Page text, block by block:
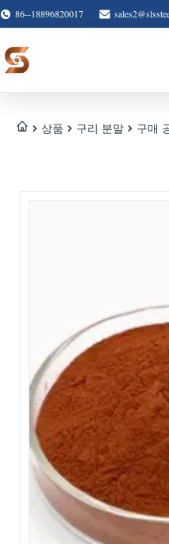
86--18896820017
상품 구리 분말 구매